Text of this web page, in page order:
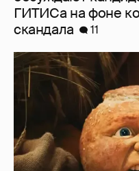
"Тупорылый
Зинаида
создателей